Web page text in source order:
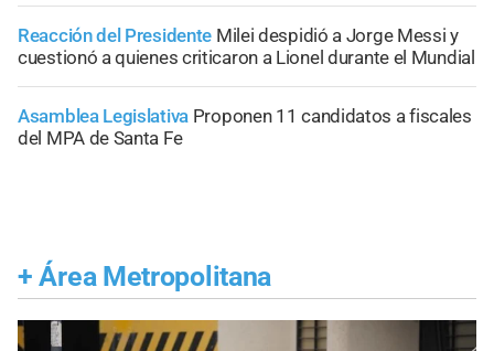
Reacción del Presidente Milei despidió a Jorge Messi y
cuestionó a quienes criticaron a Lionel durante el Mundial
Asamblea Legislativa Proponen 11 candidatos a fiscales
del MPA de Santa Fe
+ Área Metropolitana